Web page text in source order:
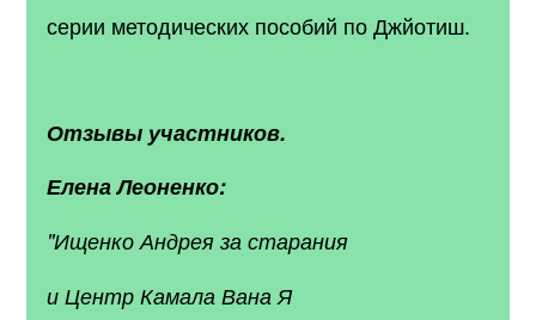
серии методических пособий по Джйотиш.
Отзывы участников.
Елена Леоненко:
"Ищенко Андрея за старания
и Центр Камала Вана Я